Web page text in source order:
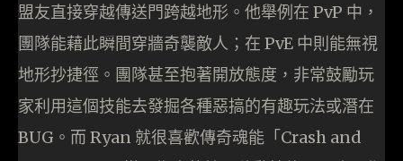
盟友直接穿越傳送門跨越地形。他舉例在 PvP 中，
團隊能藉此瞬間穿牆奇襲敵人；在 PvE 中則能無視
地形抄捷徑。團隊甚至抱著開放態度，非常鼓勵玩
家利用這個技能去發掘各種惡搞的有趣玩法或潛在
BUG。而 Ryan 就很喜歡傳奇魂能「Crash and